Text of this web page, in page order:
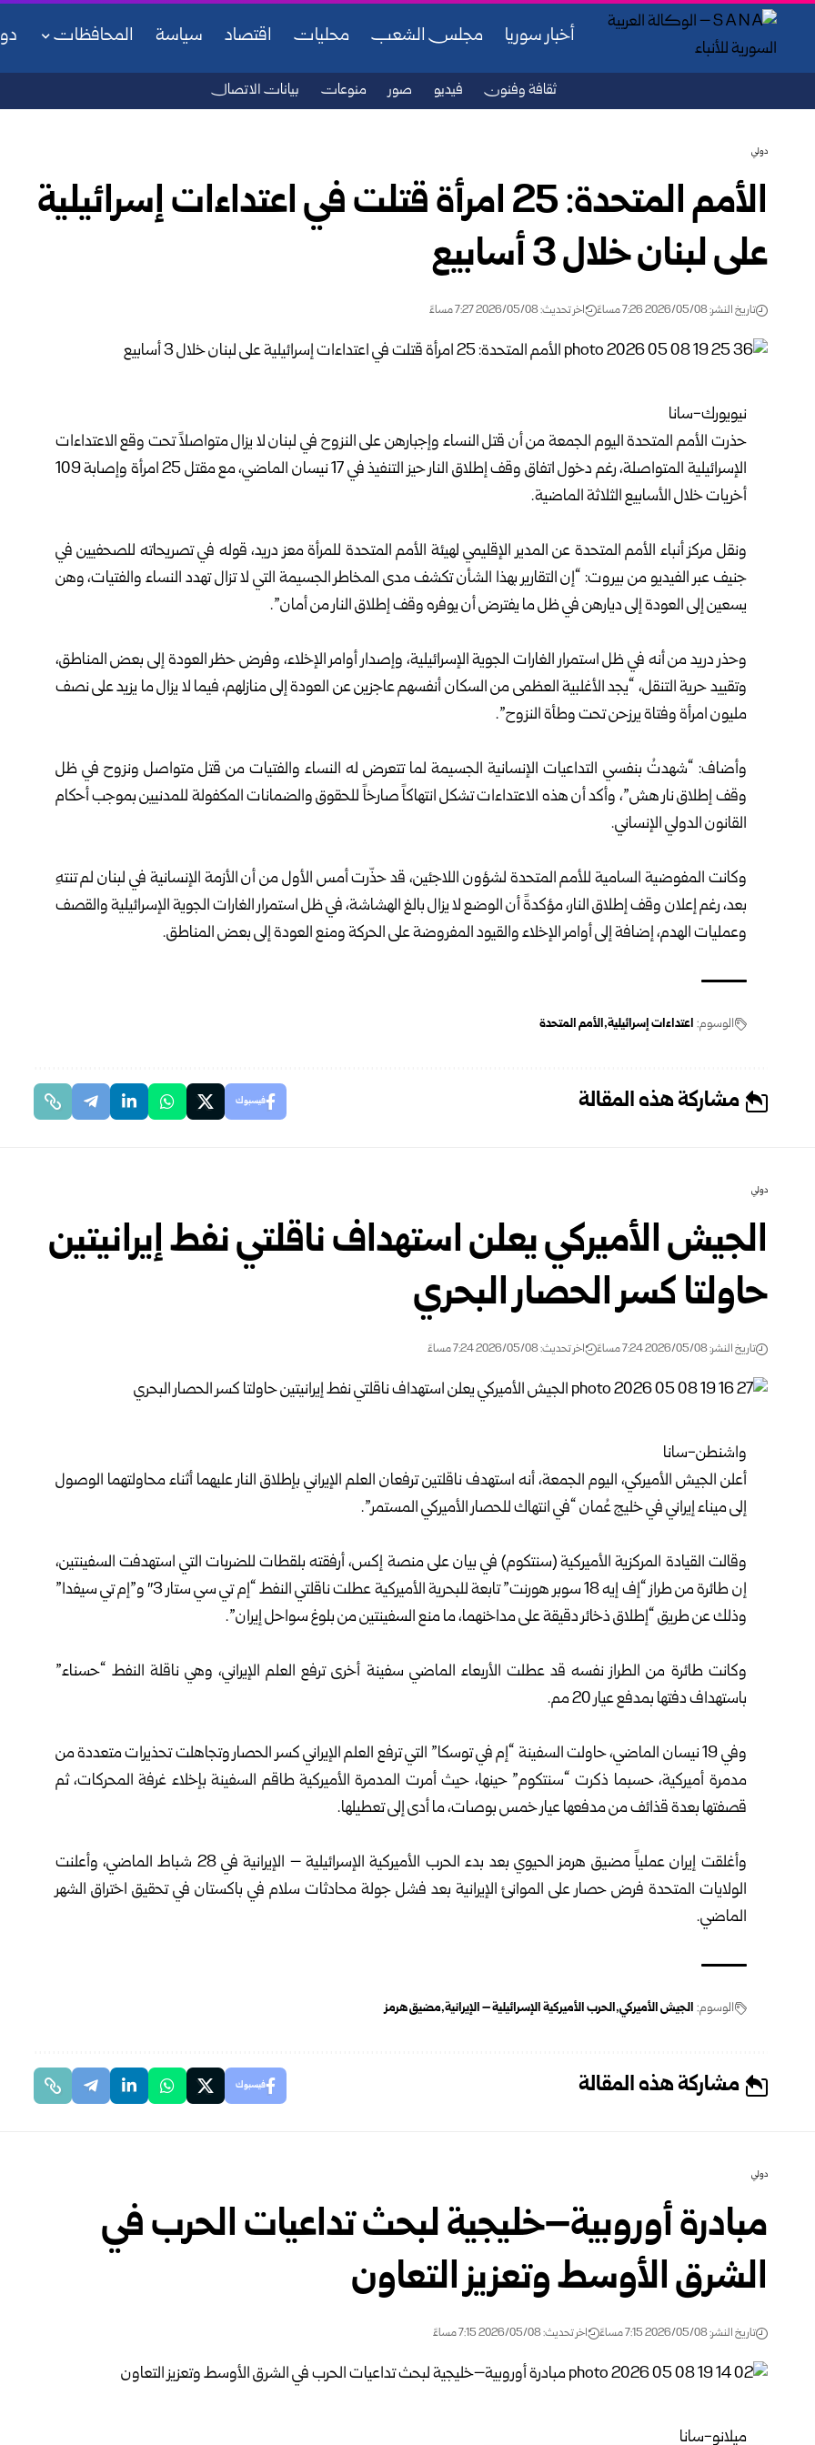
أخبار سوريا مجلس الشعب محليات اقتصاد سياسة المحافظات
ثقافة وفنون فيديو صور منوعات بيانات الاتصال
دولي
الأمم المتحدة: 25 امرأة قتلت في اعتداءات إسرائيلية
على لبنان خلال 3 أسابيع
تاريخ النشر: 2026/05/08 7:26 مساءً اخر تحديث: 2026/05/08 7:27 مساءً
نيويورك-سانا
حذرت الأمم المتحدة اليوم الجمعة من أن قتل النساء وإجبارهن على النزوح في لبنان لا يزال متواصلاً تحت وقع الاعتداءات
الإسرائيلية المتواصلة، رغم دخول اتفاق وقف إطلاق النار حيز التنفيذ في 17 نيسان الماضي، مع مقتل 25 امرأة وإصابة 109
أخريات خلال الأسابيع الثلاثة الماضية.
ونقل مركز أنباء الأمم المتحدة عن المدير الإقليمي لهيئة الأمم المتحدة للمرأة معز دريد، قوله في تصريحاته للصحفيين في
جنيف عبر الفيديو من بيروت: “إن التقارير بهذا الشأن تكشف مدى المخاطر الجسيمة التي لا تزال تهدد النساء والفتيات، وهن
يسعين إلى العودة إلى ديارهن في ظل ما يفترض أن يوفره وقف إطلاق النار من أمان”.
وحذر دريد من أنه في ظل استمرار الغارات الجوية الإسرائيلية، وإصدار أوامر الإخلاء، وفرض حظر العودة إلى بعض المناطق،
وتقييد حرية التنقل، “يجد الأغلبية العظمى من السكان أنفسهم عاجزين عن العودة إلى منازلهم، فيما لا يزال ما يزيد على نصف
مليون امرأة وفتاة يرزحن تحت وطأة النزوح”.
وأضاف: “شهدتُ بنفسي التداعيات الإنسانية الجسيمة لما تتعرض له النساء والفتيات من قتل متواصل ونزوح في ظل
وقف إطلاق نار هش”، وأكد أن هذه الاعتداءات تشكل انتهاكاً صارخاً للحقوق والضمانات المكفولة للمدنيين بموجب أحكام
القانون الدولي الإنساني.
وكانت المفوضية السامية للأمم المتحدة لشؤون اللاجئين، قد حذّرت أمس الأول من أن الأزمة الإنسانية في لبنان لم تنتهِ
بعد، رغم إعلان وقف إطلاق النار، مؤكدةً أن الوضع لا يزال بالغ الهشاشة، في ظل استمرار الغارات الجوية الإسرائيلية والقصف
وعمليات الهدم، إضافة إلى أوامر الإخلاء والقيود المفروضة على الحركة ومنع العودة إلى بعض المناطق.
الوسوم: اعتداءات إسرائيلية الأمم المتحدة
مشاركة هذه المقالة فيسبوك
دولي
الجيش الأميركي يعلن استهداف ناقلتي نفط إيرانيتين
حاولتا كسر الحصار البحري
تاريخ النشر: 2026/05/08 7:24 مساءً اخر تحديث: 2026/05/08 7:24 مساءً
واشنطن-سانا
أعلن الجيش الأميركي، اليوم الجمعة، أنه استهدف ناقلتين ترفعان العلم الإيراني بإطلاق النار عليهما أثناء محاولتهما الوصول
إلى ميناء إيراني في خليج عُمان “في انتهاك للحصار الأميركي المستمر”.
وقالت القيادة المركزية الأميركية (سنتكوم) في بيان على منصة إكس، أرفقته بلقطات للضربات التي استهدفت السفينتين،
إن طائرة من طراز “إف إيه 18 سوبر هورنت” تابعة للبحرية الأميركية عطلت ناقلتي النفط “إم تي سي ستار 3″ و”إم تي سيفدا”
وذلك عن طريق “إطلاق ذخائر دقيقة على مداخنهما، ما منع السفينتين من بلوغ سواحل إيران”.
وكانت طائرة من الطراز نفسه قد عطلت الأربعاء الماضي سفينة أخرى ترفع العلم الإيراني، وهي ناقلة النفط “حسناء”
باستهداف دفتها بمدفع عيار 20 مم.
وفي 19 نيسان الماضي، حاولت السفينة “إم في توسكا” التي ترفع العلم الإيراني كسر الحصار وتجاهلت تحذيرات متعددة من
مدمرة أميركية، حسبما ذكرت “سنتكوم” حينها، حيث أمرت المدمرة الأميركية طاقم السفينة بإخلاء غرفة المحركات، ثم
قصفتها بعدة قذائف من مدفعها عيار خمس بوصات، ما أدى إلى تعطيلها.
وأغلقت إيران عملياً مضيق هرمز
الحيوي بعد بدء الحرب الأميركية الإسرائيلية – الإيرانية في 28 شباط الماضي، وأعلنت
الولايات المتحدة فرض حصار على الموانئ الإيرانية بعد فشل جولة محادثات سلام في باكستان في تحقيق اختراق الشهر
الماضي.
الوسوم: الجيش الأميركي الحرب الأميركية الإسرائيلية – الإيرانية مضيق هرمز
مشاركة هذه المقالة فيسبوك
دولي
مبادرة أوروبية–خليجية لبحث تداعيات الحرب في
الشرق الأوسط وتعزيز التعاون
تاريخ النشر: 2026/05/08 7:15 مساءً اخر تحديث: 2026/05/08 7:15 مساءً
ميلانو-سانا